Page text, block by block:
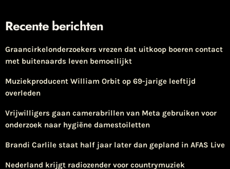
Recente berichten
Graancirkelonderzoekers vrezen dat uitkoop boeren contact
met buitenaards leven bemoeilijkt
Muziekproducent William Orbit op 69-jarige leeftijd
overleden
Vrijwilligers gaan camerabrillen van Meta gebruiken voor
onderzoek naar hygiëne damestoiletten
Brandi Carlile staat half jaar later dan gepland in AFAS Live
Nederland krijgt radiozender voor countrymuziek